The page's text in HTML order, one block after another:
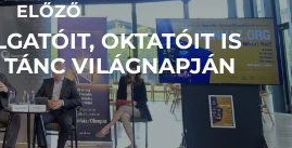
ELŐZŐ
OKTATÓIT IS
VILÁGNAPJÁN